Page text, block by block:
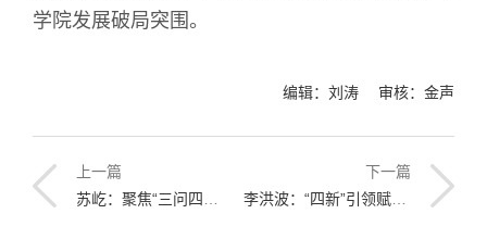
学院发展破局突围。
编辑：刘涛 审核：金声
上一篇
苏屹：聚焦“三问四转”，引领经管学院发展破局升维
下一篇
李洪波：“四新”引领赋能智能学院转型发展